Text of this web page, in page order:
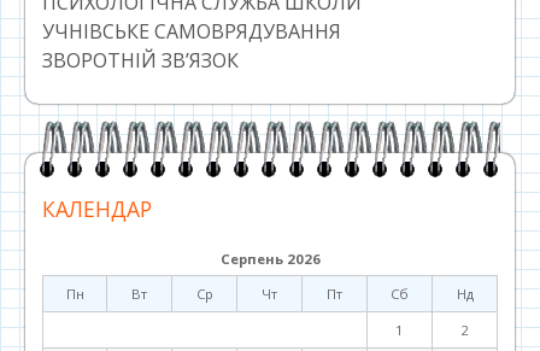
УЧНІВСЬКЕ САМОВРЯДУВАННЯ
ЗВОРОТНІЙ ЗВ’ЯЗОК
КАЛЕНДАР
Серпень 2026
Пн
Вт Ср Чт Пт Сб
Нд
1
2